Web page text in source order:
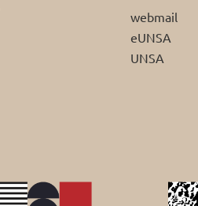
webmail
eUNSA
UNSA